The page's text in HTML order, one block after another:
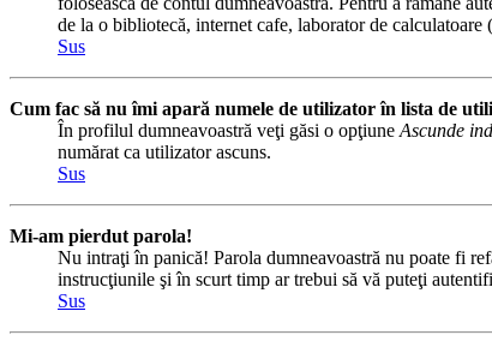
de la o bibliotecă, internet cafe, laborator de
Sus
Cum fac să nu îmi apară numele de utilizator în lista de
În profilul dumneavoastră veţi găsi o opţiune Ascunde
numărat ca utilizator ascuns.
Sus
Mi-am pierdut parola!
Nu intraţi în panică! Parola dumneavoastră nu poate fi
instrucţiunile şi în scurt timp ar trebui să vă puteţi
Sus